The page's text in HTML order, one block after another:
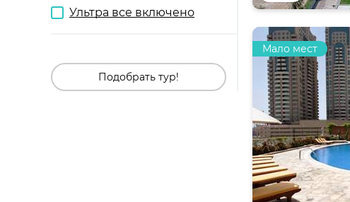
Ультра все включено
Подобрать тур!
Мало мест